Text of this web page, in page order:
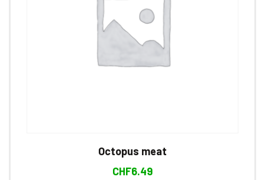
Octopus meat
CHF6.49